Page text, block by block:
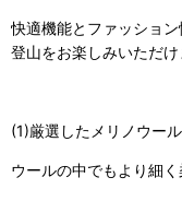
快適機能とファッショ
登山をお楽しみいただけ
(1)厳選したメリノウー
ウールの中でもより細く